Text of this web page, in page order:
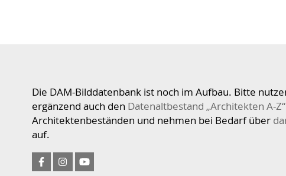
Die DAM-Bilddatenbank ist noch im Aufbau. Bitte
ergänzend auch den Datenaltbestand „Architekten A-Z“
Architektenbeständen und nehmen bei Bedarf über
auf.